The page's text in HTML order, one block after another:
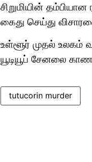
சிறுமியின்
கைது செய்து
உள்ளூர் முதல் உலகம்
யூடியூப் சேனலை காண
tutucorin murder